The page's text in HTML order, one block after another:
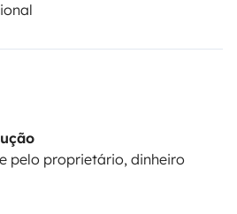
pelo proprietário, dinheiro